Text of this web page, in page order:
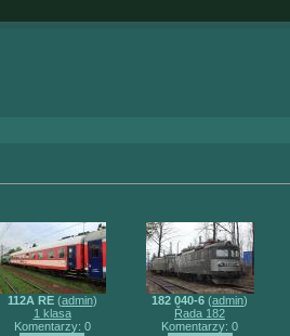
112A RE(admin)
1 klasa
Komentarzy: 0
182 040-6 (admin)
Řada 182
Komentarzy: 0